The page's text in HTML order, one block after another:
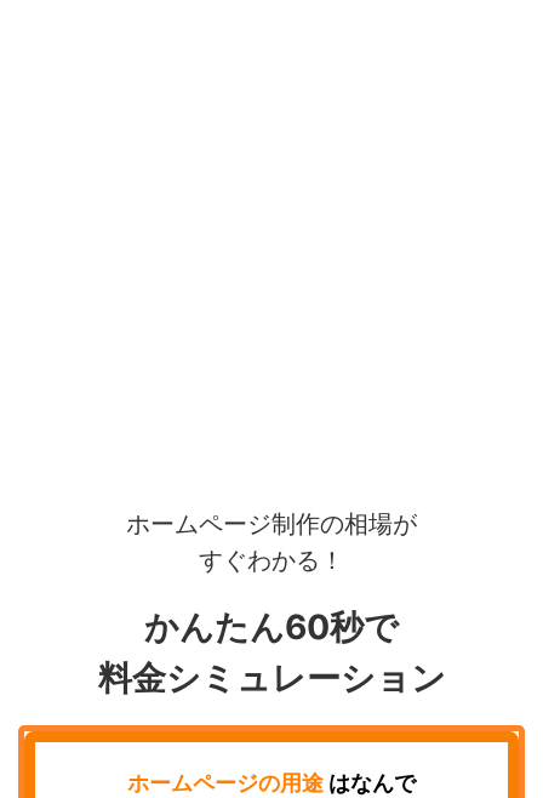
ホームページ制作の相場が
すぐわかる！
かんたん60秒で
料金シミュレーション
ホームページの用途 はなんで